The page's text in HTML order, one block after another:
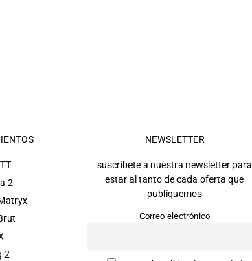
2
2
NEWSLETTER
suscríbete a nuestra newsletter para
estar al tanto de cada oferta que
publiquemos
Correo electrónico